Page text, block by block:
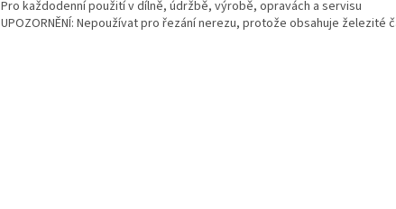
Pro každodenní použití v dílně, údržbě, výrobě, opravách a servisu
UPOZORNĚNÍ: Nepoužívat pro řezání nerezu, protože obsahuje železité